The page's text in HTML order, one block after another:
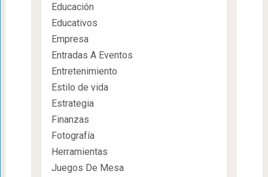
Educación
Educativos
Empresa
Entradas A Eventos
Entretenimiento
Estilo de vida
Estrategia
Finanzas
Fotografía
Herramientas
Juegos De Mesa